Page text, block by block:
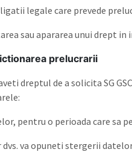
legale care prevede
sau apararea unui drept in
prelucrarii
dreptul de a solicita SG
pentru o perioada care sa
dvs. va opuneti stergerii